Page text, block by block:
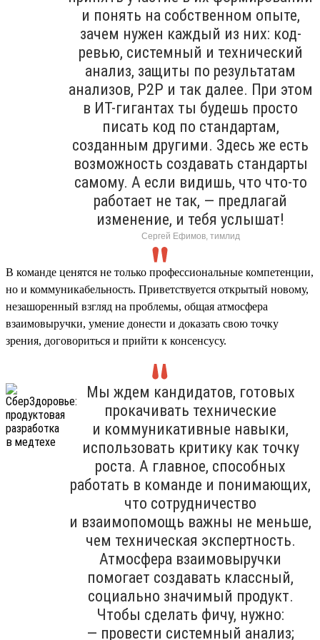
и понять на собственном опыте,
зачем нужен каждый из них: код-
ревью, системный и технический
анализ, защиты по результатам
анализов, P2P и так далее. При этом
в ИТ-гигантах ты будешь просто
писать код по стандартам,
созданным другими. Здесь же есть
возможность создавать стандарты
самому. А если видишь, что что-то
работает не так, — предлагай
изменение, и тебя услышат!
Сергей Ефимов, тимлид
В команде ценятся не только профессиональные компетенции,
но и коммуникабельность. Приветствуется открытый новому,
незашоренный взгляд на проблемы, общая атмосфера
взаимовыручки, умение донести и доказать свою точку
зрения, договориться и прийти к консенсусу.
Мы ждем кандидатов, готовых
прокачивать технические
и коммуникативные навыки,
использовать критику как точку
роста. А главное, способных
работать в команде и понимающих,
что сотрудничество
и взаимопомощь важны не меньше,
чем техническая экспертность.
Атмосфера взаимовыручки
помогает создавать классный,
социально значимый продукт.
Чтобы сделать фичу, нужно:
— провести системный анализ;